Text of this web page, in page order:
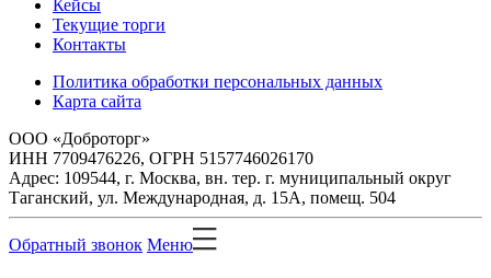
Кейсы
Текущие торги
Контакты
Политика обработки персональных данных
Карта сайта
ООО «Доброторг»
ИНН 7709476226, ОГРН 5157746026170
Адрес: 109544, г. Москва, вн. тер. г. муниципальный округ
Таганский, ул. Международная, д. 15А, помещ. 504
Обратный звонок Меню